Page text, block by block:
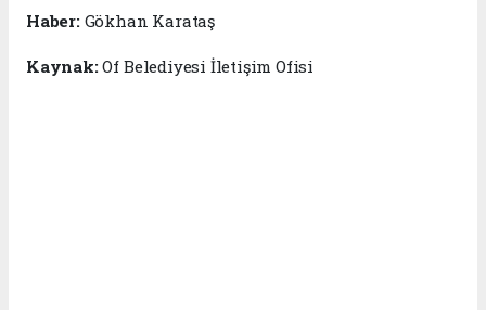
Haber: Gökhan Karataş
Kaynak:Of Belediyesi İletişim Ofisi